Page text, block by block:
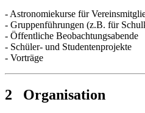
- Astronomiekurse für
- Gruppenführungen (z.B. für
- Öffentliche Beobachtungsabende
- Schüler- und Studentenprojekte
- Vorträge
2 Organisation